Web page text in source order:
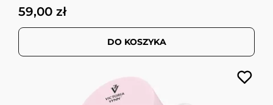
59,00 zł
DO KOSZYKA